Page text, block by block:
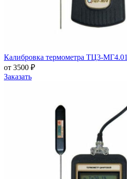
Калибровка термометра ТЦ3-
от 3500 ₽
Заказать